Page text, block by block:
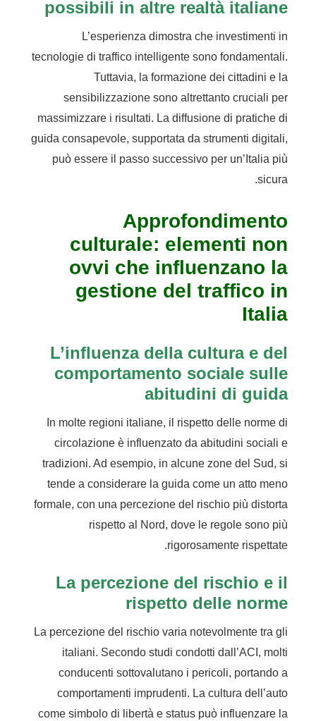
possibili in altre realtà italiane
L’esperienza dimostra che investimenti in
tecnologie di traffico intelligente sono fondamentali.
Tuttavia, la formazione dei cittadini e la
sensibilizzazione sono altrettanto cruciali per
massimizzare i risultati. La diffusione di pratiche di
guida consapevole, supportata da strumenti digitali,
può essere il passo successivo per un’Italia più
sicura.
Approfondimento
culturale: elementi non
ovvi che influenzano la
gestione del traffico in
Italia
L’influenza della cultura e del
comportamento sociale sulle
abitudini di guida
In molte regioni italiane, il rispetto delle norme di
circolazione è influenzato da abitudini sociali e
tradizioni. Ad esempio, in alcune zone del Sud, si
tende a considerare la guida come un atto meno
formale, con una percezione del rischio più distorta
rispetto al Nord, dove le regole sono più
rigorosamente rispettate.
La percezione del rischio e il
rispetto delle norme
La percezione del rischio varia notevolmente tra gli
italiani. Secondo studi condotti dall’ACI, molti
conducenti sottovalutano i pericoli, portando a
comportamenti imprudenti. La cultura dell’auto
come simbolo di libertà e status può influenzare la